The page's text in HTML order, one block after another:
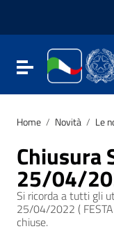
Vai al footer
Attiva / disattiva la
Home / Novità / Le
Chiusura
25/04/
Si ricorda a tutti gli
25/04/2022 (
chiuse.